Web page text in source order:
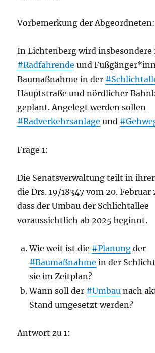
Vorbemerkung der Abgeordneten:
In Lichtenberg wird insbesondere
#Radfahrende und
Baumaßnahme in der
Hauptstraße und nördlicher
geplant. Angelegt werden sollen
#Radverkehrsanlage und
Frage 1:
Die Senatsverwaltung teilt in
die Drs. 19/18347 vom 20.
dass der Umbau der Schlichtallee
voraussichtlich ab 2025 beginnt.
Wie weit ist die #Planung der
#Baumaßnahme in der
sie im Zeitplan?
Wann soll der #Umbau nach
Stand umgesetzt werden?
Antwort zu 1: